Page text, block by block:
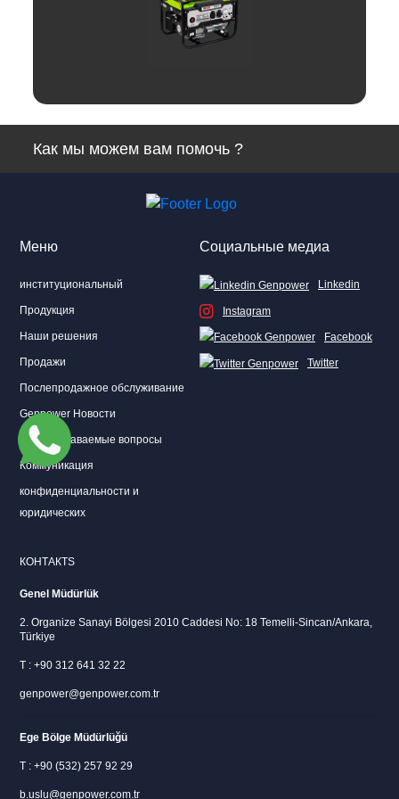
Linkedin Facebook
Отзывы
Как мы можем вам помочь ?
Меню
институциональный
Продукция
Наши решения
Продажи
Послепродажное обслуживание
Genpower Новости
Часто задаваемые вопросы
Коммуникация
конфиденциальности и
юридических
Социальные медиа
Linkedin
Instagram
Facebook
Twitter
КОНТАКТS
Genel Müdürlük
2. Organize Sanayi Bölgesi 2010 Caddesi No: 18 Temelli-Sincan/Ankara,
Türkiye
T : +90 312 641 32 22
genpower@genpower.com.tr
Ege Bölge Müdürlüğü
T : +90 (532) 257 92 29
b.uslu@genpower.com.tr